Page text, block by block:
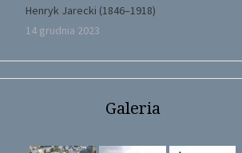
Henryk Jarecki (1846–1918)
14 grudnia 2023
Galeria